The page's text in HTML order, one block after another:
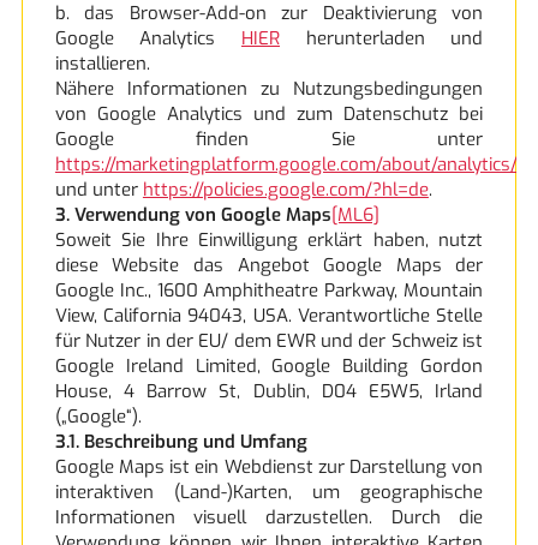
b. das Browser-Add-on zur Deaktivierung von
Google Analytics HIER herunterladen und
installieren.
Nähere Informationen zu Nutzungsbedingungen
von Google Analytics und zum Datenschutz bei
Google finden Sie unter
https://marketingplatform.google.com/about/analytics/
und unter https://policies.google.com/?hl=de.
3. Verwendung von Google Maps[ML6]
Soweit Sie Ihre Einwilligung erklärt haben, nutzt
diese Website das Angebot Google Maps der
Google Inc., 1600 Amphitheatre Parkway, Mountain
View, California 94043, USA. Verantwortliche Stelle
für Nutzer in der EU/ dem EWR und der Schweiz ist
Google Ireland Limited, Google Building Gordon
House, 4 Barrow St, Dublin, D04 E5W5, Irland
(„Google“).
3.1. Beschreibung und Umfang
Google Maps ist ein Webdienst zur Darstellung von
interaktiven (Land-)Karten, um geographische
Informationen visuell darzustellen. Durch die